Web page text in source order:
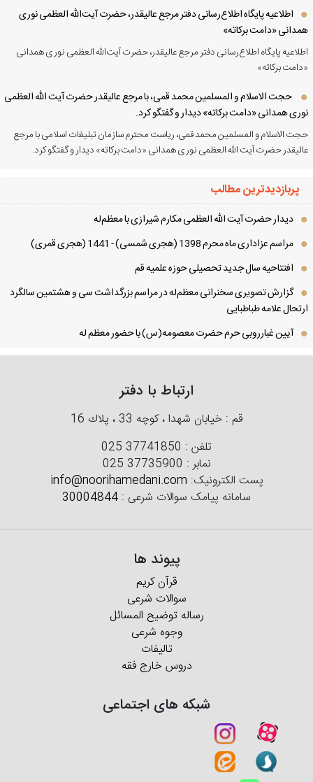
اطلاعیه پایگاه اطلاع‌رسانی دفتر مرجع عالیقدر، حضرت آیت‌الله العظمی نوری
«دامت برکاته»
پایگاه اطلاع‌رسانی دفتر مرجع عالیقدر، حضرت آیت‌الله العظمی نوری همدانی
برکاته»
حجت الاسلام و المسلمین محمد قمی، با مرجع عالیقدر حضرت آیت الله العظمی
همدانی «دامت برکاته» دیدار و گفتگو کرد.
الاسلام و المسلمین محمد قمی، ریاست محترم سازمان تبلیغات اسلامی با مرجع
حضرت آیت الله العظمی نوری همدانی «دامت برکاته» دیدار و گفتگو کرد.
پربازدیدترین مطالب
دیدار حضرت آیت الله العظمی مكارم شیرازی با معظم‌له
مراسم عزاداری ماه محرم 1398 (هجری شمسی) - 1441 (هجری قمری)
افتتاحیه سال جدید تحصیلی حوزه علمیه قم
گزارش تصویری سخنرانی معظم‌له در مراسم بزرگداشت سی و هشتمین سالگرد
علامه طباطبایی
آیین غبارروبی حرم حضرت معصومه(س) با حضور معظم له
ارتباط با دفتر
قم : خیابان شهدا ، كوچه 33 ، پلاك 16
تلفن :025 37741850
نمابر :025 37735900
پست الکترونیک:info@noorihamedani.com
سامانه پیامک سوالات شرعی : 30004844
پیوند ها
قرآن کریم
سوالات شرعی
رساله توضیح المسائل
وجوه شرعی
تالیفات
دروس خارج فقه
شبکه های اجتماعی